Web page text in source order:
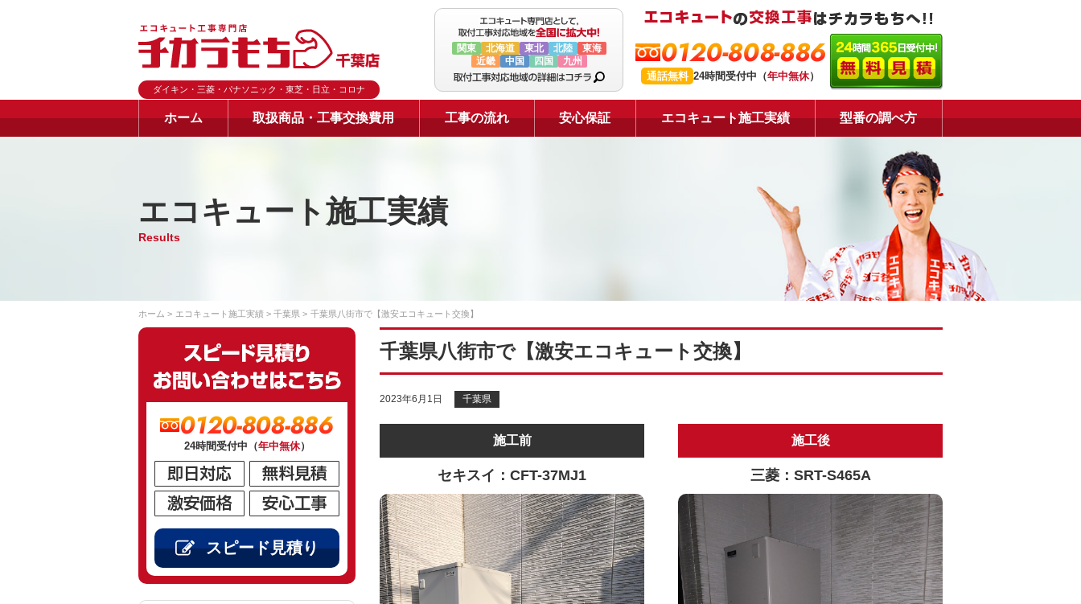
ダイキン・三菱・パナソニック・東芝・日立・コロナ
関東 北海道 東北 北陸
東海
近畿
中国 四国 九州 0120-808-886
通話無料 24時間受付中（年中無休）
ホーム 取扱商品・工事交換費用 工事の流れ 安心保証 エコキュート施工実績 型番の調べ方
エコキュート施工実績
Results
ホーム エコキュート施工実績 千葉県 千葉県八街市で【激安エコキュート交換】
千葉県八街市で【激安エコキュート交換】
2023年6月1日 千葉県
施工前
セキスイ：CFT-37MJ1
施工後
三菱：SRT-S465A
0120-808-886
24時間受付中（年中無休）
スピード見積り